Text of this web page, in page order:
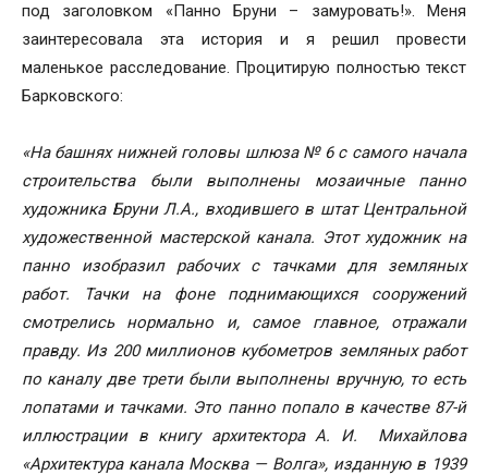
под заголовком «Панно Бруни – замуровать!». Меня
заинтересовала эта история и я решил провести
маленькое расследование. Процитирую полностью текст
Барковского:
«На башнях нижней головы шлюза № 6 с самого начала
строительства были выполнены мозаичные панно
художника Бруни Л.А., входившего в штат Центральной
художественной мастерской канала. Этот художник на
панно изобразил рабочих с тачками для земляных
работ. Тачки на фоне поднимающихся сооружений
смотрелись нормально и, самое главное, отражали
правду. Из 200 миллионов кубометров земляных работ
по каналу две трети были выполнены вручную, то есть
лопатами и тачками. Это панно попало в качестве 87-й
иллюстрации в книгу архитектора А. И. Михайлова
«Архитектура канала Москва — Волга», изданную в 1939